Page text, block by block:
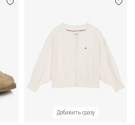
Добавить сразу